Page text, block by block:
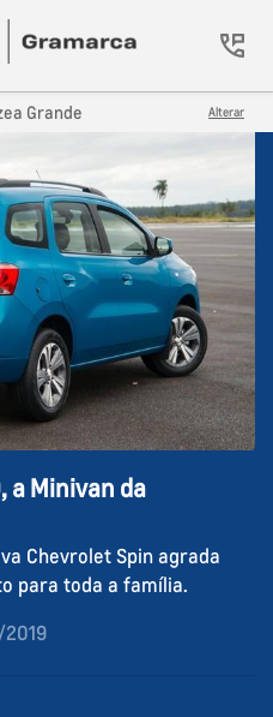
Grande Alterar
a Minivan da
Chevrolet Spin agrada
para toda a família.